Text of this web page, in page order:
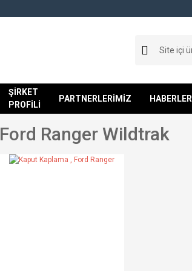
ŞİRKET
PROFİLİ
PARTNERLERİMİZ HABERLER
Ford Ranger Wildtrak